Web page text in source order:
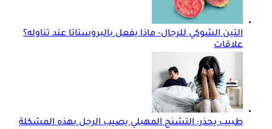
التين الشوكي للرجال- ماذا يفعل بالبروستاتا عند تناوله؟
علاقات
طبيب يحذر: التشنج المهبلي يصيب الرجل بهذه المشكلة